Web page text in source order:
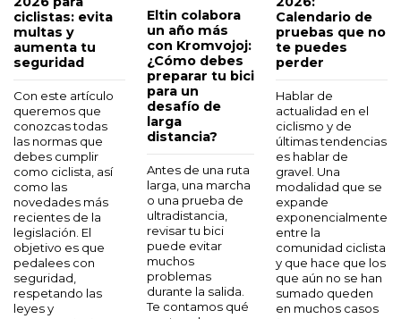
Añadir a
la bolsa
Añadir
a la
bolsa
bolsa
38,95 €
Añadir
bolsa
la bolsa
Añadir
a la
bolsa
bolsa
Añadir
a la
bolsa
Añadir a
la bolsa
Añadir
a la
bolsa
ciclistas: evita
multas y
aumenta tu
seguridad
Con este artículo
queremos que
conozcas todas
las normas que
debes cumplir
como ciclista, así
como las
novedades más
recientes de la
legislación. El
objetivo es que
pedalees con
seguridad,
respetando las
leyes y
Eltin colabora
un año más
con Kromvojoj:
¿Cómo debes
preparar tu bici
para un
desafío de
larga
distancia?
Antes de una ruta
larga, una marcha
o una prueba de
ultradistancia,
revisar tu bici
puede evitar
muchos
problemas
durante la salida.
Te contamos qué
Calendario de
pruebas que no
te puedes
perder
Hablar de
actualidad en el
ciclismo y de
últimas tendencias
es hablar de
gravel. Una
modalidad que se
expande
exponencialmente
entre la
comunidad ciclista
y que hace que los
que aún no se han
sumado queden
en muchos casos